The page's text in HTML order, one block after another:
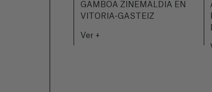
GAMBOA ZINEMALDIA EN
VITORIA-GASTEIZ
Ver +